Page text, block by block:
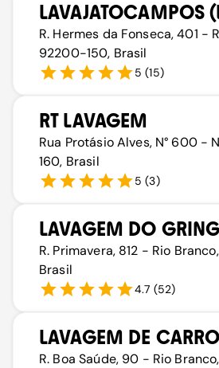
LAVAJATOCAMPOS
R. Hermes da Fonseca, 401 -
92200-150, Brasil
5 (15)
RT LAVAGEM
Rua Protásio Alves, N° 600 -
160, Brasil
5 (3)
LAVAGEM DO
R. Primavera, 812 - Rio
Brasil
4.7 (52)
LAVAGEM DE
R. Boa Saúde, 90 - Rio